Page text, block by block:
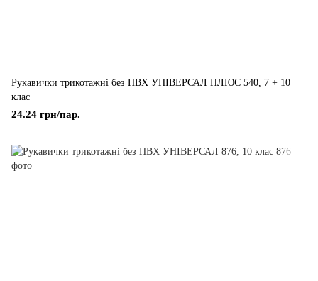
Рукавички трикотажні без ПВХ УНІВЕРСАЛ ПЛЮС 540, 7 + 10
клас
24.24 грн/пар.